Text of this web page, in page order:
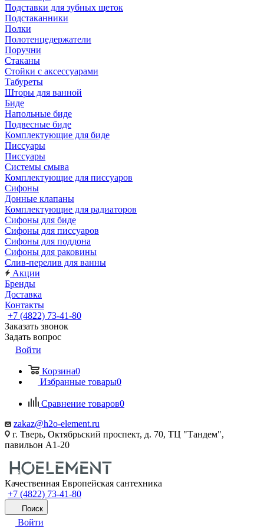
Подставки для зубных щеток
Подстаканники
Полки
Полотенцедержатели
Поручни
Стаканы
Стойки с аксессуарами
Табуреты
Шторы для ванной
Биде
Напольные биде
Подвесные биде
Комплектующие для биде
Писсуары
Писсуары
Системы смыва
Комплектующие для писсуаров
Сифоны
Донные клапаны
Комплектующие для радиаторов
Сифоны для биде
Сифоны для писсуаров
Сифоны для поддона
Сифоны для раковины
Слив-перелив для ванны
Акции
Бренды
Доставка
Контакты
+7 (4822) 73-41-80
Заказать звонок
Задать вопрос
Войти
Корзина0
Избранные товары0
Сравнение товаров0
zakaz@h2o-element.ru
г. Тверь, Октябрьский проспект, д. 70, ТЦ "Тандем",
павильон А1-20
Качественная Европейская сантехника
+7 (4822) 73-41-80
Поиск
Войти